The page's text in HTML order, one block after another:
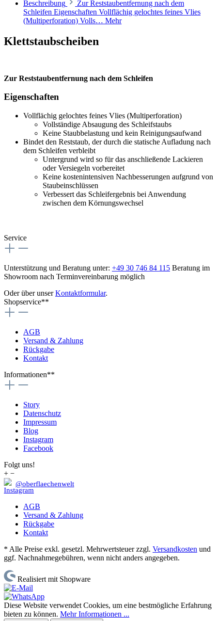
Beschreibung
Zur Reststaubentfernung nach dem
Schleifen Eigenschaften Vollflächig gelochtes feines Vlies
(Multiperforation) Volls… Mehr
Klettstaubscheiben
Zur Reststaubentfernung nach dem Schleifen
Eigenschaften
Vollflächig gelochtes feines Vlies (Multiperforation)
Vollständige Absaugung des Schleifstaubs
Keine Staubbelastung und kein Reinigungsaufwand
Bindet den Reststaub, der durch die statische Aufladung nach
dem Schleifen verbleibt
Untergrund wird so für das anschließende Lackieren
oder Versiegeln vorbereitet
Keine kostenintensiven Nachbesserungen aufgrund von
Staubeinschlüssen
Verbessert das Schleifergebnis bei Anwendung
zwischen dem Körnungswechsel
Service
Unterstützung und Beratung unter: +49 30 746 84 115 Beratung im
Showroom nach Terminvereinbarung möglich
Oder über unserKontaktformular.
Shopservice**
AGB
Versand & Zahlung
Rückgabe
Kontakt
Informationen**
Story
Datenschutz
Impressum
Blog
Instagram
Facebook
Folgt uns!
+ −
@oberflaechenwelt
AGB
Versand & Zahlung
Rückgabe
Kontakt
* Alle Preise exkl. gesetzl. Mehrwertsteuer zzgl. Versandkosten und
ggf. Nachnahmegebühren, wenn nicht anders angegeben.
Realisiert mit Shopware
Diese Website verwendet Cookies, um eine bestmögliche Erfahrung
bieten zu können. Mehr Informationen ...